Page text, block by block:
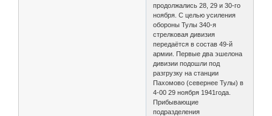
продолжались 28, 29 и 30-го
ноября. С целью усиления
обороны Тулы 340-я
стрелковая дивизия
передаётся в состав 49-й
армии. Первые два эшелона
дивизии подошли под
разгрузку на станции
Пахомово (севернее Тулы) в
4-00 29 ноября 1941года.
Прибывающие
подразделения